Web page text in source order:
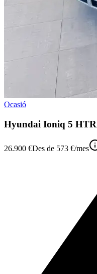
Ocasió
Hyundai Ioniq 5
26.900 €Des de 573 €/mes